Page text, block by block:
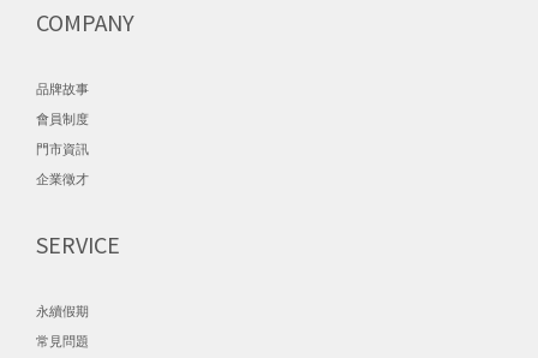
COMPANY
品牌故事
會員制度
門市資訊
企業徵才
SERVICE
永續假期
常見問題